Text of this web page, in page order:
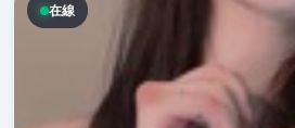
在線